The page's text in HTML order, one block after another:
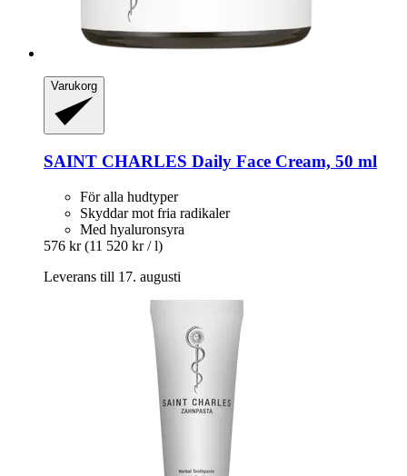
Varukorg
SAINT CHARLES Daily Face Cream, 50 ml
För alla hudtyper
Skyddar mot fria radikaler
Med hyaluronsyra
576 kr (11 520 kr / l)
Leverans till 17. augusti